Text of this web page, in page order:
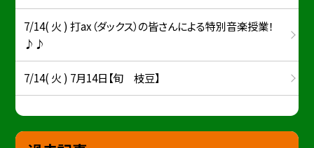
7/14( 火 ) 打ax（ダックス）の皆さんによる特別音楽授業！
♪♪
7/14( 火 ) 7月14日【旬 枝豆】